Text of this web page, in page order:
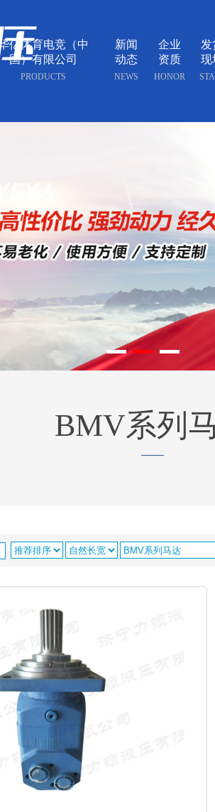
华亿体育电竞（中
国）有限公司
PRODUCTS
新闻
动态
NEWS
企业
资质
HONOR
发
现
BMV系列
——